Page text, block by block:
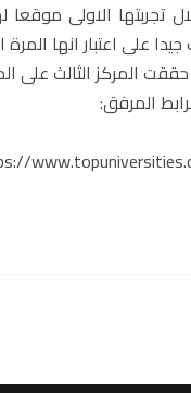
جيدا على اعتبار انها
المركز الثالث على
المرفق: